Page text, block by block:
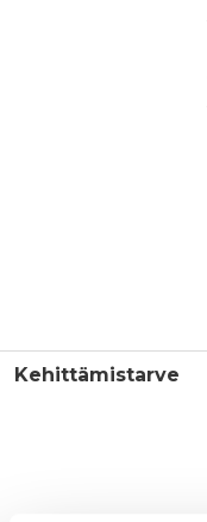
Kehittämistarve